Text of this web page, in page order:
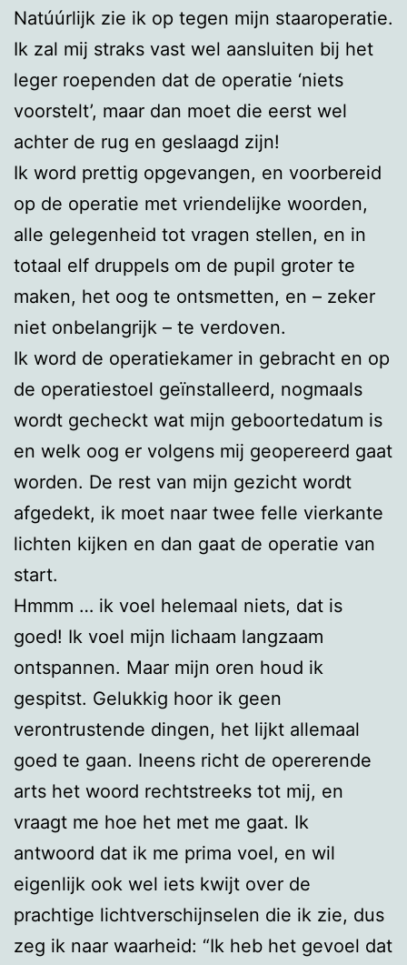
Natúúrlijk zie ik op tegen mijn staaroperatie.
Ik zal mij straks vast wel aansluiten bij het
leger roependen dat de operatie ‘niets
voorstelt’, maar dan moet die eerst wel
achter de rug en geslaagd zijn!
Ik word prettig opgevangen, en voorbereid
op de operatie met vriendelijke woorden,
alle gelegenheid tot vragen stellen, en in
totaal elf druppels om de pupil groter te
maken, het oog te ontsmetten, en – zeker
niet onbelangrijk – te verdoven.
Ik word de operatiekamer in gebracht en op
de operatiestoel geïnstalleerd, nogmaals
wordt gecheckt wat mijn geboortedatum is
en welk oog er volgens mij geopereerd gaat
worden. De rest van mijn gezicht wordt
afgedekt, ik moet naar twee felle vierkante
lichten kijken en dan gaat de operatie van
start.
Hmmm … ik voel helemaal niets, dat is
goed! Ik voel mijn lichaam langzaam
ontspannen. Maar mijn oren houd ik
gespitst. Gelukkig hoor ik geen
verontrustende dingen, het lijkt allemaal
goed te gaan. Ineens richt de opererende
arts het woord rechtstreeks tot mij, en
vraagt me hoe het met me gaat. Ik
antwoord dat ik me prima voel, en wil
eigenlijk ook wel iets kwijt over de
prachtige lichtverschijnselen die ik zie, dus
zeg ik naar waarheid: “Ik heb het gevoel dat